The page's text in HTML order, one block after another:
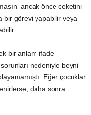
ancak önce ceketini
bir görevi yapabilir veya
bir anlam ifade
nedeniyle beyni
Eğer çocuklar
daha sonra